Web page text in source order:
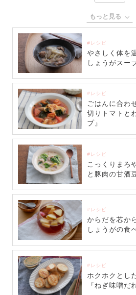
もっと見る
#レシピ
やさしく体を
しょうがスー
#レシピ
ごはんに合わ
切りトマトと
プ』
#レシピ
こっくりまろ
と豚肉の甘酒
#レシピ
からだを芯か
しょうがの食
#レシピ
ホクホクとし
『ねぎ味噌だ